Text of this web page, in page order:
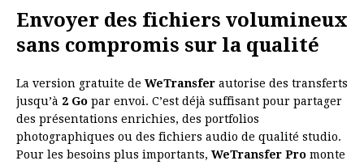
Envoyer des fichiers volumineux
sans compromis sur la qualité
La version gratuite de WeTransfer autorise des transferts
jusqu’à 2 Go par envoi. C’est déjà suffisant pour partager
des présentations enrichies, des portfolios
photographiques ou des fichiers audio de qualité studio.
Pour les besoins plus importants, WeTransfer Pro monte